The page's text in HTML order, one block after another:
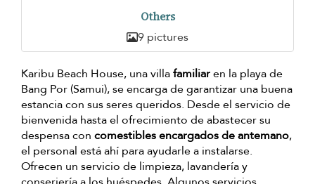
Others
9 pictures
Karibu Beach House, una villafamiliaren la playa de
Bang Por (Samui), se encarga de garantizar una buena
estancia con sus seres queridos. Desde el servicio de
bienvenida hasta el ofrecimiento de abastecer su
despensa con comestibles encargados de antemano,
el personal está ahí para ayudarle a instalarse.
Ofrecen un servicio de limpieza, lavandería y